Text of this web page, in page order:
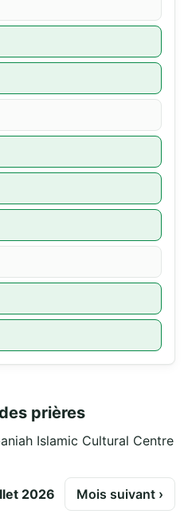
prières
Islamic Cultural Centre
2026 Mois suivant ›